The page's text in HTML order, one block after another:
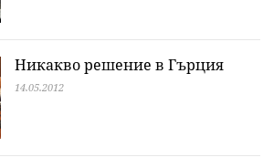
Никакво решение в Гърция
14.05.2012